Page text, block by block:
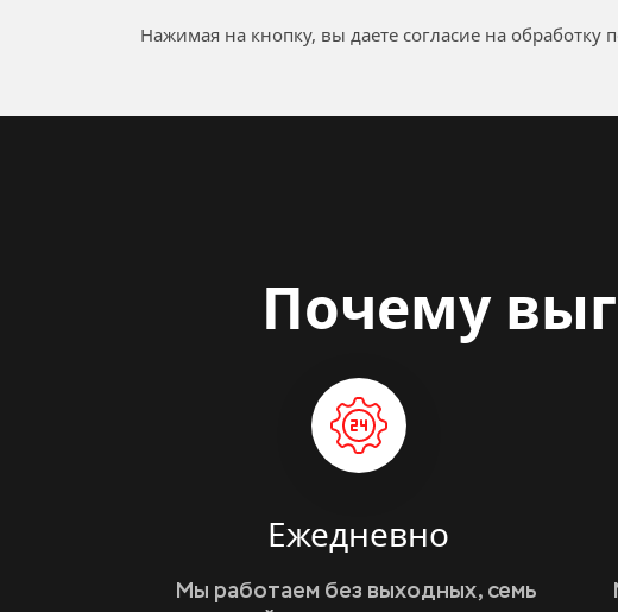
Нажимая на кнопку, вы даете согласие на обработку
Почему
Ежедневно
Мы работаем без выходных, семь